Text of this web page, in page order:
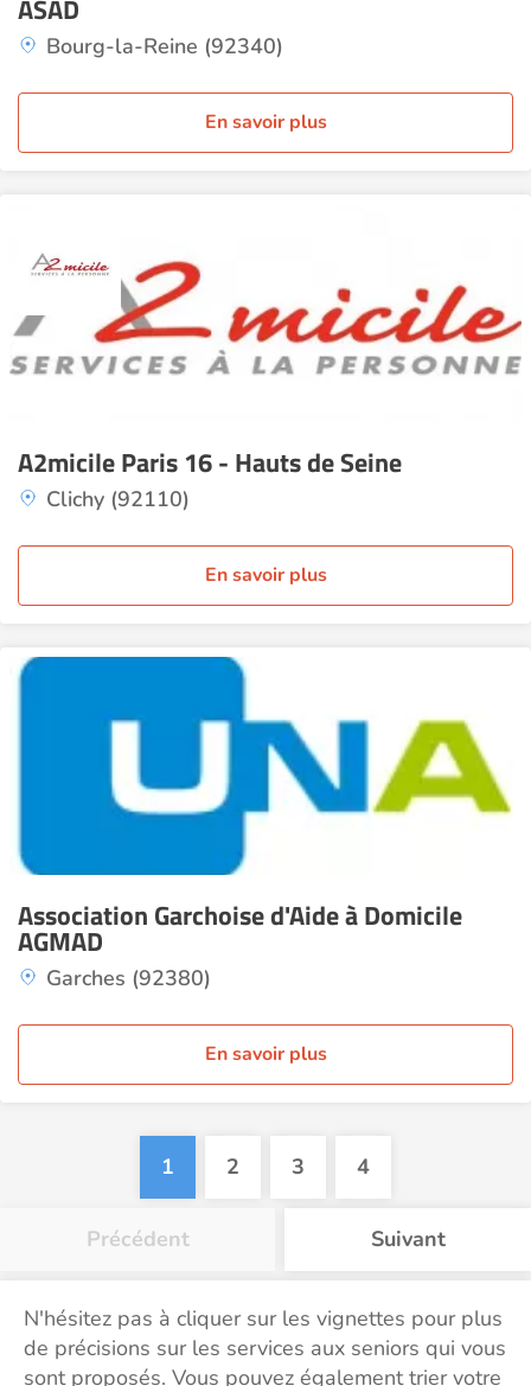
ASAD
Bourg-la-Reine (92340)
En savoir plus
A2micile Paris 16 - Hauts de Seine
Clichy (92110)
En savoir plus
Association Garchoise d'Aide à Domicile
AGMAD
Garches (92380)
En savoir plus
1 2 3 4
Précédent Suivant
N'hésitez pas à cliquer sur les vignettes pour plus
de précisions sur les services aux seniors qui vous
sont proposés. Vous pouvez également trier votre